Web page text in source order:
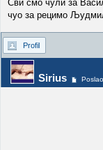
Сви смо чули за
чуо за рецимо
Profil
Sirius